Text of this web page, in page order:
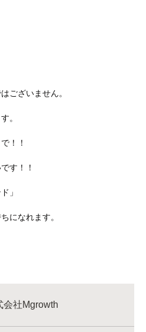
ございません。
。
！！
す！！
」
になれます。
会社Mgrowth